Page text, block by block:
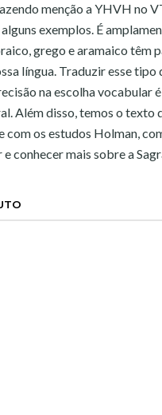
menção a YHVH no
exemplos. É
grego e aramaico têm
língua. Traduzir esse
na escolha vocabular
Além disso, temos o texto
com os estudos Holman,
conhecer mais sobre a